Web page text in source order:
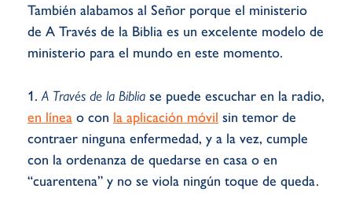
También alabamos al Señor porque el ministerio
de A Través de la Biblia es un excelente modelo de
ministerio para el mundo en este momento.
1.A Través de la Biblia se puede escuchar en la radio,
en línea o con la aplicación móvil sin temor de
contraer ninguna enfermedad, y a la vez, cumple
con la ordenanza de quedarse en casa o en
“cuarentena” y no se viola ningún toque de queda.